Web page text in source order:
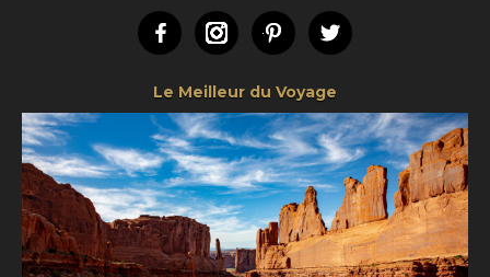
FacebookInstagramPinterestTwitter
Le Meilleur du Voyage